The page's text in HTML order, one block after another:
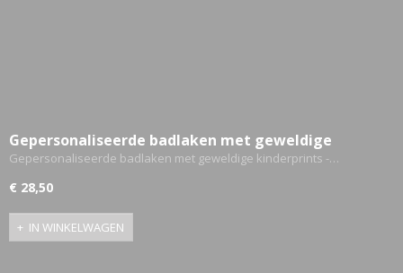
Gepersonaliseerde badlaken met geweldige
kinderprints - Konijn en teddy ballerina
Gepersonaliseerde badlaken met geweldige kinderprints -…
€ 28,50
IN WINKELWAGEN